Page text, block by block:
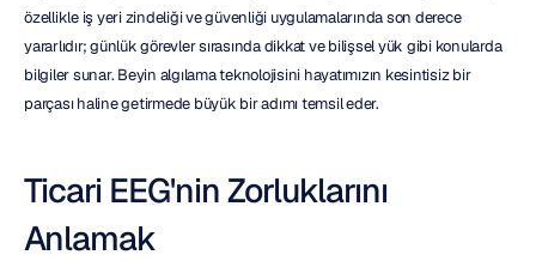
özellikle iş yeri zindeliği ve güvenliği uygulamalarında son derece
yararlıdır; günlük görevler sırasında dikkat ve bilişsel yük gibi konularda
bilgiler sunar. Beyin algılama teknolojisini hayatımızın kesintisiz bir
parçası haline getirmede büyük bir adımı temsil eder.
Ticari EEG'nin Zorluklarını
Anlamak